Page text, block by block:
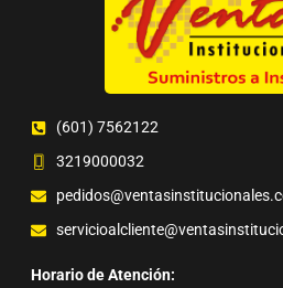
(601) 7562122
3219000032
Horario de Atención: